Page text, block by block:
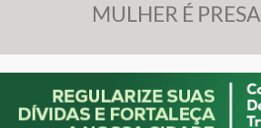
MULHER É